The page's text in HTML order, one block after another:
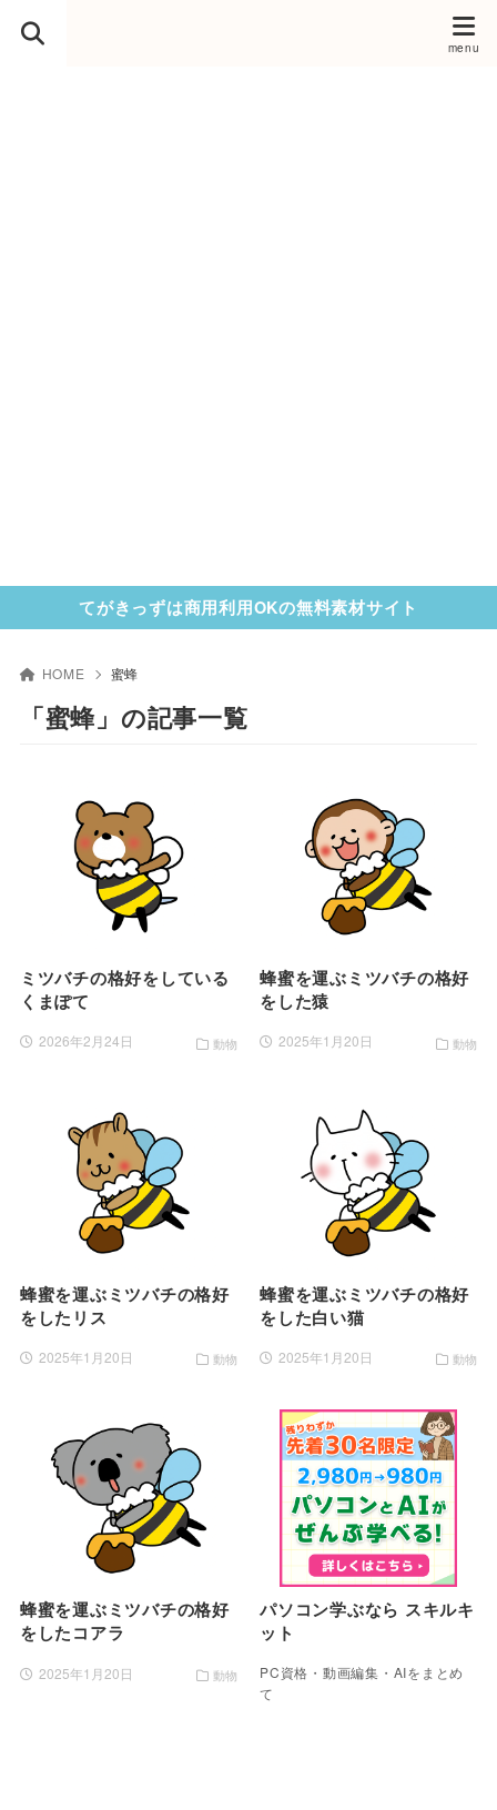
てがきっずは商用利用OKの無料素材サイト
HOME 蜜蜂
「蜜蜂」の記事一覧
ミツバチの格好をしている
くまぽて
2026年2月24日 動物
蜂蜜を運ぶミツバチの格好
をした猿
2025年1月20日 動物
蜂蜜を運ぶミツバチの格好
をしたリス
2025年1月20日 動物
蜂蜜を運ぶミツバチの格好
をした白い猫
2025年1月20日 動物
蜂蜜を運ぶミツバチの格好
をしたコアラ
2025年1月20日 動物
パソコン学ぶなら スキルキ
ット
PC資格・動画編集・AIをまとめ
て